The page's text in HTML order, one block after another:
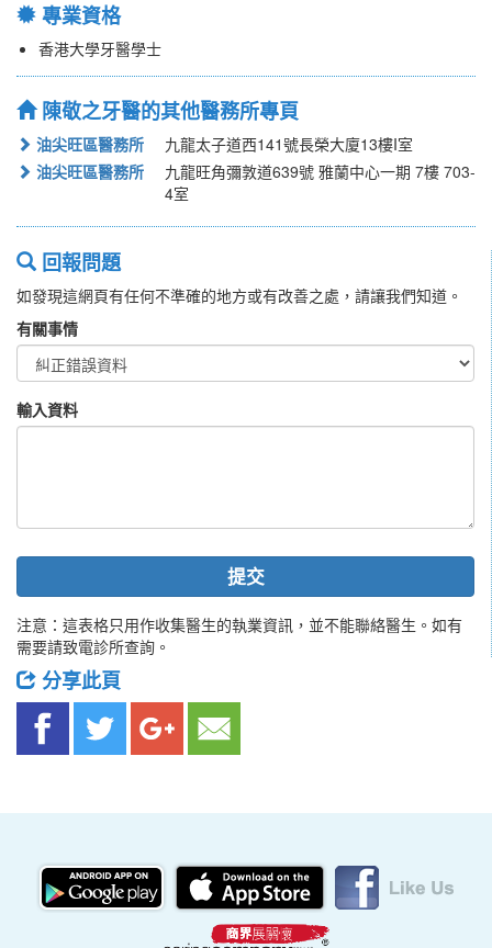
專業資格
香港大學牙醫學士
陳敬之牙醫的其他醫務所專頁
油尖旺區醫務所
九龍太子道西141號長榮大廈13樓I室
油尖旺區醫務所
九龍旺角彌敦道639號 雅蘭中心一期 7樓 703-
4室
回報問題
如發現這網頁有任何不準確的地方或有改善之處，請讓我們知道。
有關事情
輸入資料
提交
注意：這表格只用作收集醫生的執業資訊，並不能聯絡醫生。如有
需要請致電診所查詢。
分享此頁